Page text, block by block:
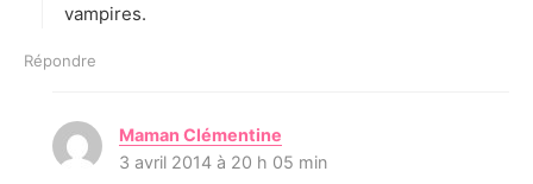
vampires.
Répondre
Maman Clémentine
i
3 avril 2014 à 20 h 05 min